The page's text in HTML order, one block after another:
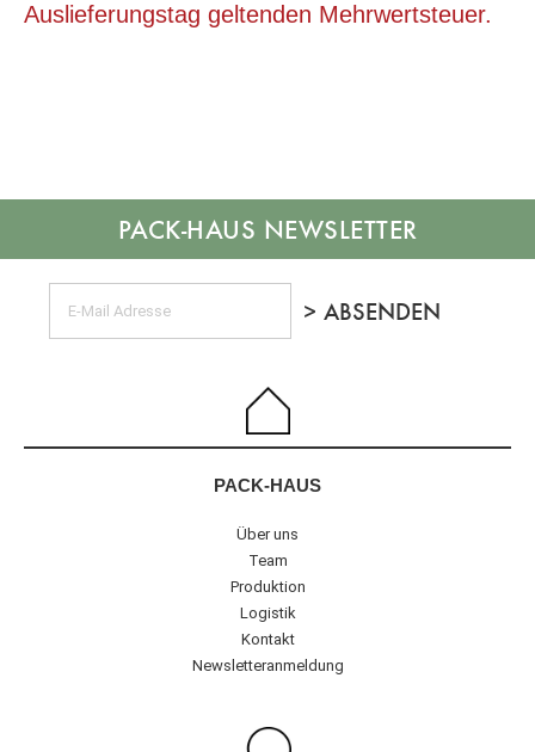
ab 3,88 €
Auslieferungstag geltenden Mehrwertsteuer.
NEWSLETTER
PACK-HAUS
Über uns
Team
Produktion
Logistik
Kontakt
Newsletteranmeldung